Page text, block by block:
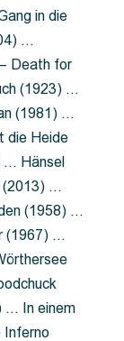
in die
…
Death for
(1923) …
(1981) …
die Heide
… Hänsel
(2013) …
(1958) …
(1967) …
… In einem
Inferno